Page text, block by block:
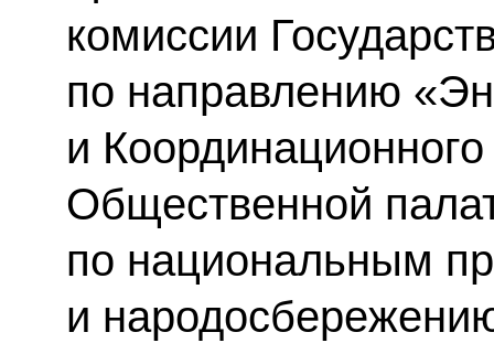
комиссии
по направлению
и
Общественной
по национальным
и